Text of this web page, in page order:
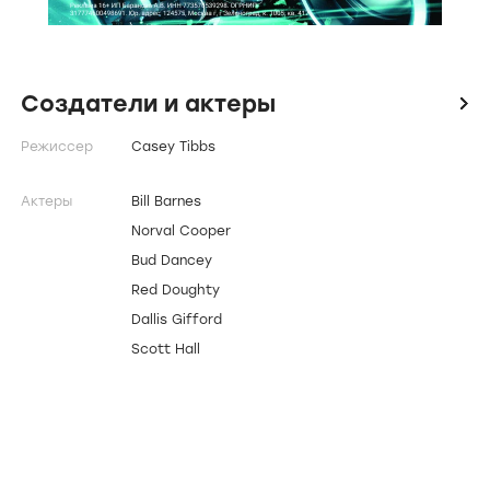
Создатели и актеры icon
Режиссер Casey Tibbs
Актеры
Bill Barnes
Norval Cooper
Bud Dancey
Red Doughty
Dallis Gifford
Scott Hall